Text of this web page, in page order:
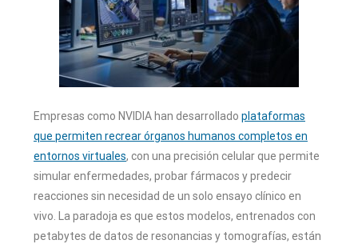
Empresas como NVIDIA han desarrollado plataformas
que permiten recrear órganos humanos completos en
entornos virtuales, con una precisión celular que permite
simular enfermedades, probar fármacos y predecir
reacciones sin necesidad de un solo ensayo clínico en
vivo. La paradoja es que estos modelos, entrenados con
petabytes de datos de resonancias y tomografías, están